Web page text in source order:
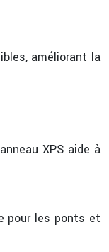
améliorant la
XPS aide à
pour les ponts et